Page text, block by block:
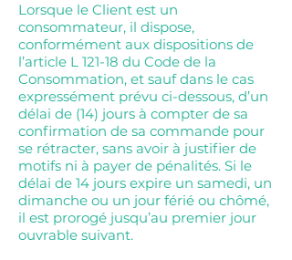
Lorsque le Client est un
consommateur, il dispose,
conformément aux dispositions de
l’article L 121-18 du Code de la
Consommation, et sauf dans le cas
expressément prévu ci-dessous, d’un
délai de (14) jours à compter de sa
confirmation de sa commande pour
se rétracter, sans avoir à justifier de
motifs ni à payer de pénalités. Si le
délai de 14 jours expire un samedi, un
dimanche ou un jour férié ou chômé,
il est prorogé jusqu’au premier jour
ouvrable suivant.